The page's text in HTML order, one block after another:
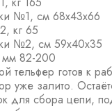
№1, см 68х43х66
кг 65
№2, см 59х40х35
82-200
тельфер готов к
уже залито.
для сбора цепи,